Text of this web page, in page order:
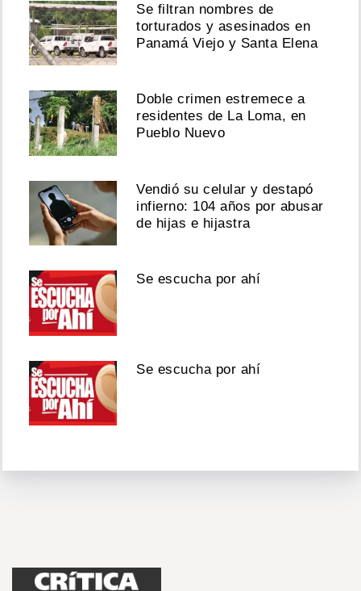
Se filtran nombres de
torturados y asesinados en
Panamá Viejo y Santa Elena
Doble crimen estremece a
residentes de La Loma, en
Pueblo Nuevo
Vendió su celular y destapó
infierno: 104 años por abusar
de hijas e hijastra
Se escucha por ahí
Se escucha por ahí